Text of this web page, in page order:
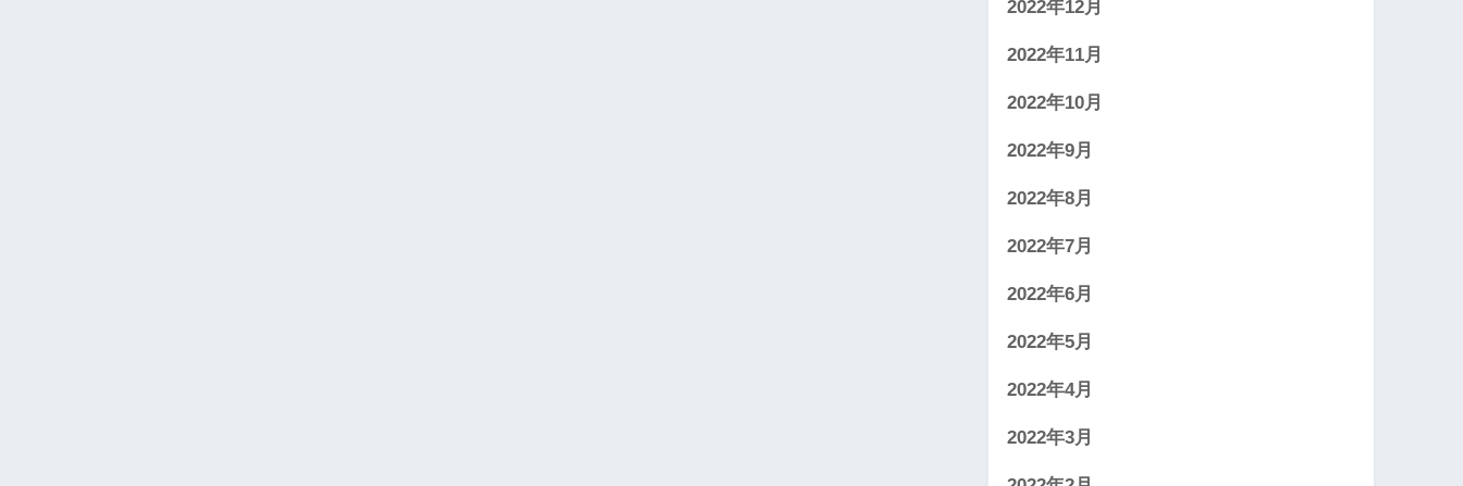
2022年12月
2022年11月
2022年10月
2022年9月
2022年8月
2022年7月
2022年6月
2022年5月
2022年4月
2022年3月